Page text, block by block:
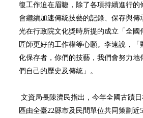
復工作迫在眉睫，除了各項持續進行
會繼續加速傳統技藝的記錄、保存與
光在行政院文化獎時所提的成立「全
匠師更好的工作權等心願。李遠說，
化保存者，你們的技藝，我們會努力
們自己的歷史及傳統」。
文資局長陳濟民指出，今年全國古蹟
區由全臺22縣市及民間單位共同策劃